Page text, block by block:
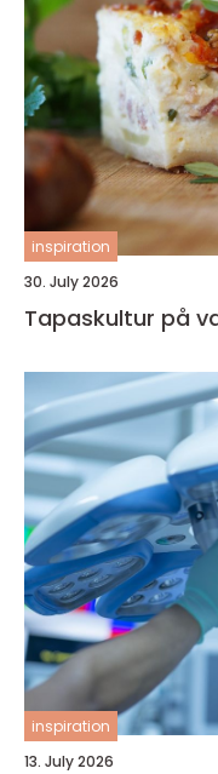
inspiration
30. July 2026
Tapaskultur på
inspiration
13. July 2026